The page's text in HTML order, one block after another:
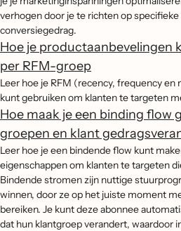
verhogen door je te richten op
conversiegedrag.
Hoe je productaanbevelingen
per RFM-groep
Leer hoe je RFM (recency, frequency
kunt gebruiken om klanten te targeten
Hoe maak je een binding flow
groepen en klant
Leer hoe je een bindende flow kunt
eigenschappen om klanten te targeten
Bindende stromen zijn nuttige
winnen, door ze op het juiste moment
bereiken. Je kunt deze abonnee
dat hun klantgroep verandert, waardoor